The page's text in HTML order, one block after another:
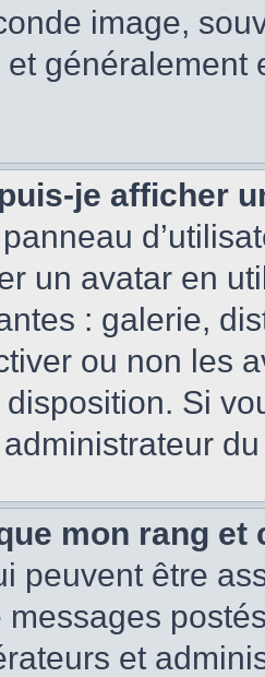
image,
et
je afficher
un avatar en
: galerie,
ou non les
Si
mon rang
peuvent être
messages
et